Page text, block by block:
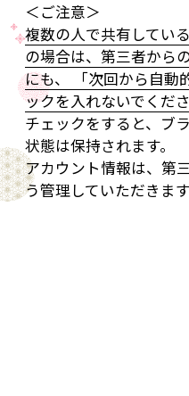
＜ご注意＞
複数の人で共有してい
の場合は、第三者から
にも、 「次回から自動
ックを入れないでくださ
チェックをすると、ブ
状態は保持されます。
アカウント情報は、第
う管理していただきま